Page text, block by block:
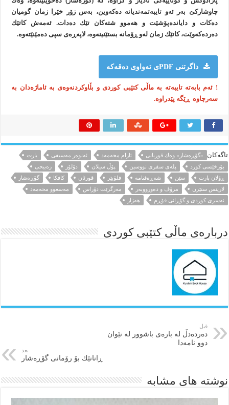
چاوشاركێ به‌ر ئه‌و تایبه‌تمه‌ندیانه‌ ده‌كه‌وین، به‌س زۆر خێرا زمان گومیان
ده‌كات و دایانده‌پۆشێت و هه‌موو شته‌كان تێك ده‌دات. ئه‌مه‌ش كاتێك
ده‌رده‌كه‌وێت، كاتێك زمان له‌و ڕۆمانه‌ بستێنینه‌وه‌، لاپه‌ڕه‌ی سپی ده‌مێنێته‌وه‌.
داگرتنی PDFی ته‌واوی ده‌قه‌که
! ئەم بابەتە تایبەتە بە ماڵی کتێبی کوردی و بڵاوکردنەوەی بە ئاماژەدان بە
سەرچاوە ڕێگە پێدراوە.
تاگەکان «گۆڕه‌شار» وه‌ك قوربانی ئارام محه‌مه‌د ئه‌نوه‌ر مه‌سیفی
بارت
بۆرخێسی كورد
پله‌ی سفری نووسین پۆڵ سیلان دۆلۆز
زه‌بیحی
ڕۆلان بارت
سێن شه‌ڕه‌فنامه فلۆبێر قورئان كافكا
گۆڕه‌شار
لارینس ستێرن
مرۆڤ و ده‌ورووبه‌ر مه‌رگرێت دۆراس
مه‌سعوو محه‌مه‌د
نه‌سری كوردی و گۆڕانی فۆڕم
هه‌ژار
درباره‌ی ماڵی کتێبی کوردی
قبل
دەردەدڵ لە بارەی باشوور لە نێوان
دوو نامەدا
بعد
ڕانانێك بۆ رۆمانی گۆڕەشار
نوشته های مشابه